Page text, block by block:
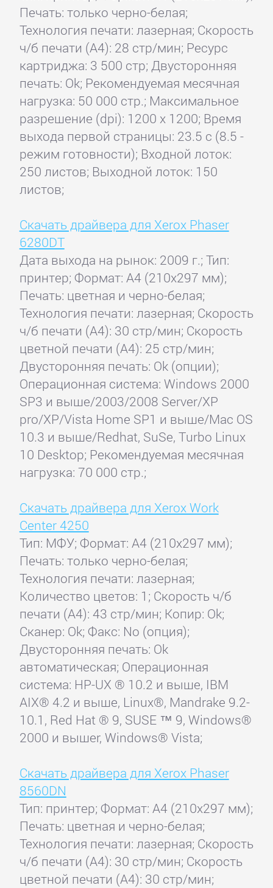
Печать: только черно-белая;
Технология печати: лазерная; Скорость
ч/б печати (А4): 28 стр/мин; Ресурс
картриджа: 3 500 стр; Двусторонняя
печать: Ok; Рекомендуемая месячная
нагрузка: 50 000 стр.; Максимальное
разрешение (dpi): 1200 x 1200; Время
выхода первой страницы: 23.5 с (8.5 -
режим готовности); Входной лоток:
250 листов; Выходной лоток: 150
листов;
Скачать драйвера для Xerox Phaser
6280DT
Дата выхода на рынок: 2009 г.; Тип:
принтер; Формат: A4 (210x297 мм);
Печать: цветная и черно-белая;
Технология печати: лазерная; Скорость
ч/б печати (А4): 30 стр/мин; Скорость
цветной печати (А4): 25 стр/мин;
Двусторонняя печать: Ok (опции);
Операционная система: Windows 2000
SP3 и выше/2003/2008 Server/XP
pro/XP/Vista Home SP1 и выше/Mac OS
10.3 и выше/Redhat, SuSe, Turbo Linux
10 Desktop; Рекомендуемая месячная
нагрузка: 70 000 стр.;
Скачать драйвера для Xerox Work
Center 4250
Тип: МФУ; Формат: A4 (210x297 мм);
Печать: только черно-белая;
Технология печати: лазерная;
Количество цветов: 1; Скорость ч/б
печати (А4): 43 стр/мин; Копир: Ok;
Сканер: Ok; Факс: No (опция);
Двусторонняя печать: Ok
автоматическая; Операционная
система: HP-UX ® 10.2 и выше, IBM
AIX® 4.2 и выше, Linux®, Mandrake 9.2-
10.1, Red Hat ® 9, SUSE ™ 9, Windows®
2000 и вышеr, Windows® Vista;
Скачать драйвера для Xerox Phaser
8560DN
Тип: принтер; Формат: A4 (210x297 мм);
Печать: цветная и черно-белая;
Технология печати: лазерная; Скорость
ч/б печати (А4): 30 стр/мин; Скорость
цветной печати (А4): 30 стр/мин;